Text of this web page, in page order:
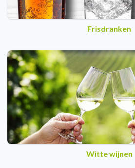
Frisdranken
Witte wijnen